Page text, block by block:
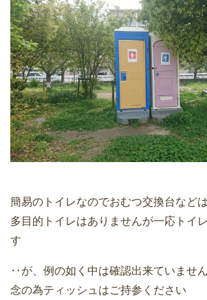
簡易のトイレなのでおむつ交換台など
多目的トイレはありませんが一応トイ
す
‥が、例の如く中は確認出来ていませ
念の為ティッシュはご持参ください